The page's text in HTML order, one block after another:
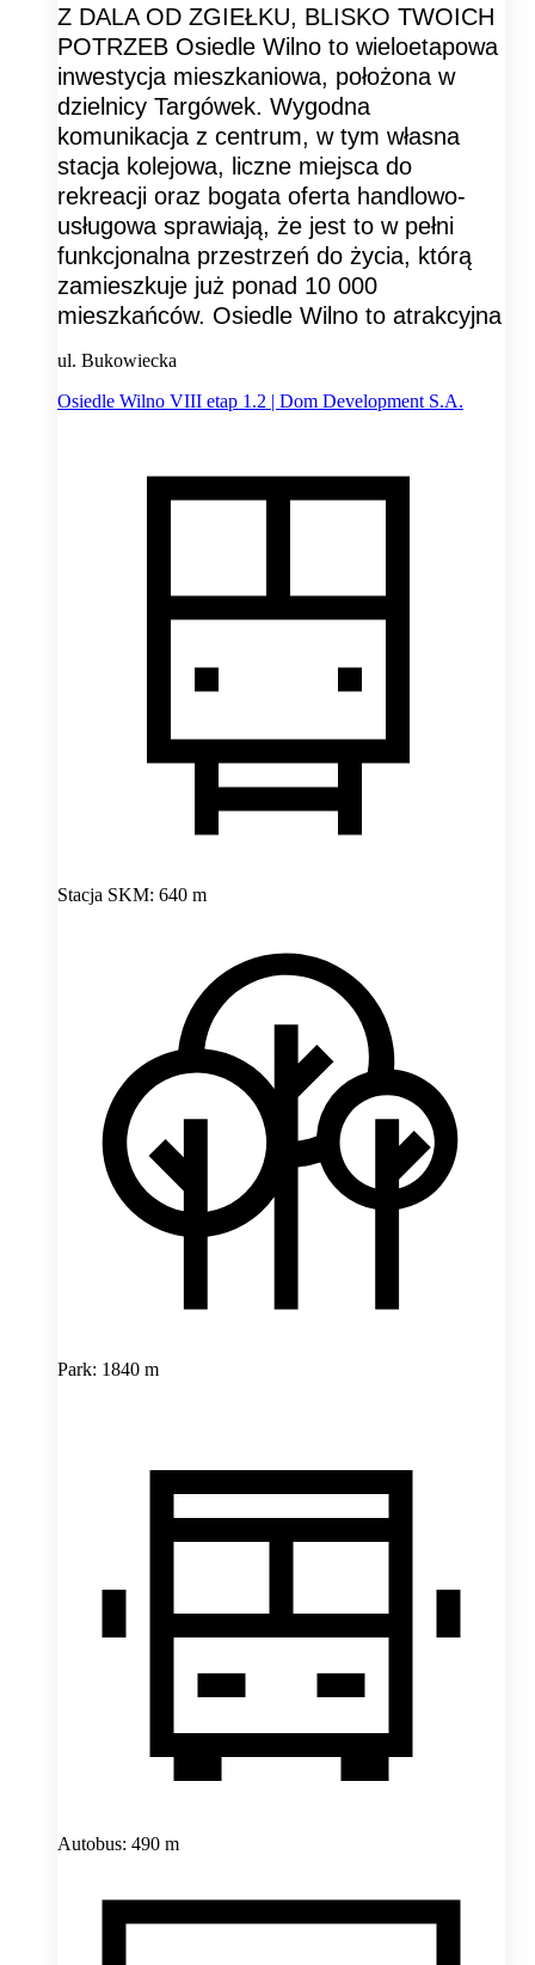
Z DALA OD ZGIEŁKU, BLISKO TWOICH
POTRZEB Osiedle Wilno to wieloetapowa
inwestycja mieszkaniowa, położona w
dzielnicy Targówek. Wygodna
komunikacja z centrum, w tym własna
stacja kolejowa, liczne miejsca do
rekreacji oraz bogata oferta handlowo-
usługowa sprawiają, że jest to w pełni
funkcjonalna przestrzeń do życia, którą
zamieszkuje już ponad 10 000
mieszkańców. Osiedle Wilno to atrakcyjna
ul. Bukowiecka
Osiedle Wilno VIII etap 1.2 | Dom Development S.A.
Stacja SKM: 640 m
Park: 1840 m
Autobus: 490 m